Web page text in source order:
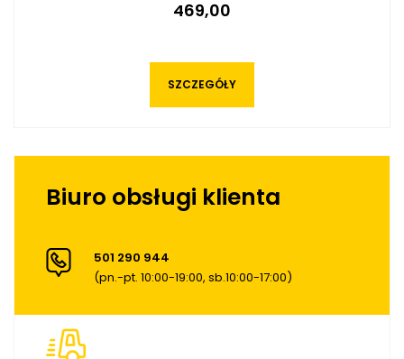
469,00
SZCZEGÓŁY
Biuro obsługi klienta
501 290 944
(pn.-pt. 10:00-19:00, sb.10:00-17:00)